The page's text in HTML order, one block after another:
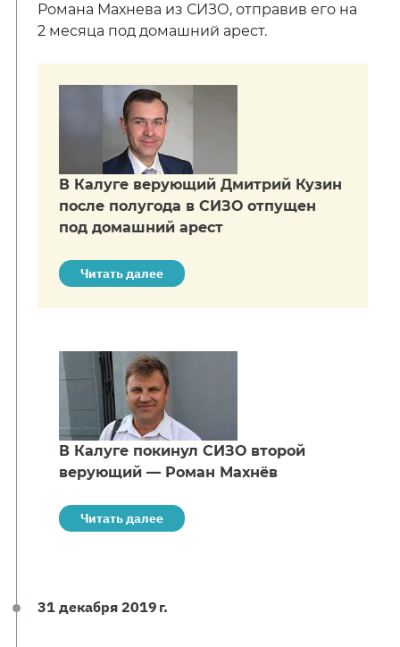
Романа Махнева из СИЗО, отправив его на
2 месяца под домашний арест.
В Калуге верующий Дмитрий Кузин
после полугода в СИЗО отпущен
под домашний арест
Читать далее
В Калуге покинул СИЗО второй
верующий — Роман Махнёв
Читать далее
31 декабря 2019 г.